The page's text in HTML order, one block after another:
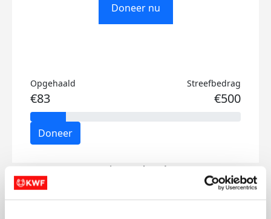
Doneer nu
Opgehaald
€83
Streefbedrag
€500
Doneer
Katrien's badges